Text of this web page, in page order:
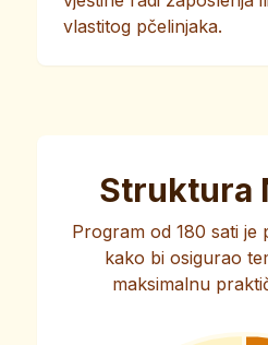
vlastitog pčelinjaka.
Struktura
Program od 180 sati je
kako bi osigurao
maksimalnu